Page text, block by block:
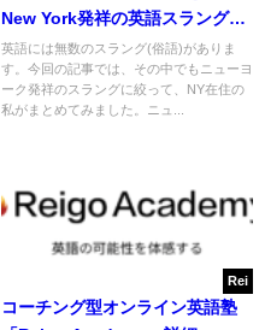
New York発祥の英語スラング12
選
英語には無数のスラング(俗語)がありま
す。今回の記事では、その中でもニューヨ
ーク発祥のスラングに絞って、NY在住の
私がまとめてみました。ニュ...
Rei
コーチング型オンライン英語塾